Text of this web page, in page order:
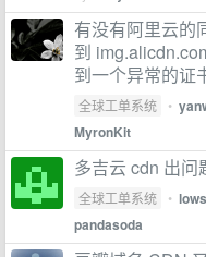
有没有阿里云的
到
到一个异常的证
全球工单系统 •
MyronKit
多吉云 cdn 出问
全球工单系统 •
pandasoda